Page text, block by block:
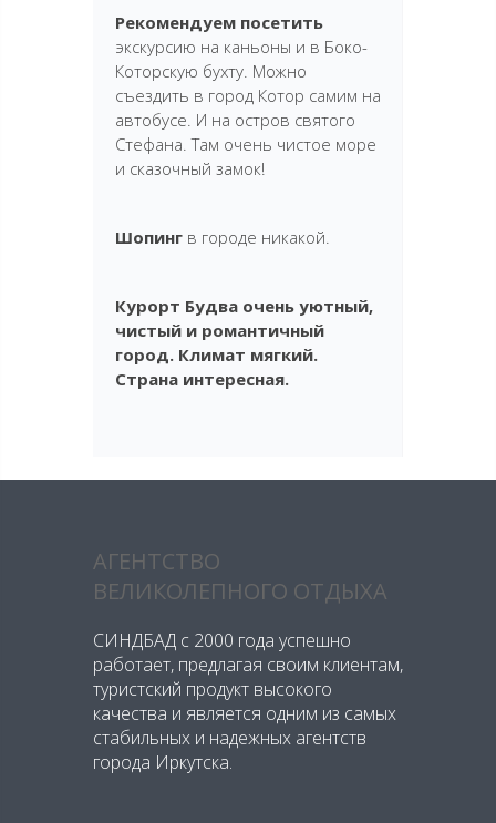
Рекомендуем посетить
экскурсию на каньоны и в Боко-
Которскую бухту. Можно
съездить в город Котор самим на
автобусе. И на остров святого
Стефана. Там очень чистое море
и сказочный замок!
Шопинг в городе никакой.
Курорт Будва очень уютный,
чистый и романтичный
город. Климат мягкий.
Страна интересная.
АГЕНТСТВО
ВЕЛИКОЛЕПНОГО ОТДЫХА
СИНДБАД с 2000 года успешно
работает, предлагая своим клиентам,
туристский продукт высокого
качества и является одним из самых
стабильных и надежных агентств
города Иркутска.